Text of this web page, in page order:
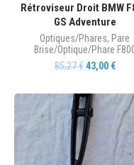
Rétroviseur Droit BMW
GS Adventure
Optiques/Phares, Pare
Brise/Optique/Phare
85,27€ 43,00 €